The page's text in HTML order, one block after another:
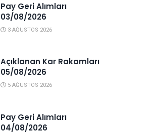
Pay Geri Alımları
03/08/2026
3 AĞUSTOS 2026
Açıklanan Kar Rakamları
05/08/2026
5 AĞUSTOS 2026
Pay Geri Alımları
04/08/2026